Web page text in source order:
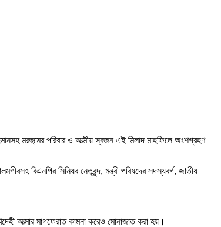
মরহুমের পরিবার ও আত্মীয় স্বজন এই মিলাদ মাহফিলে অংশগ্রহণ
বিএনপির সিনিয়র নেতৃবৃন্দ, মন্ত্রী পরিষদের সদস্যবর্গ, জাতীয়
আত্মার মাগফেরাত কামনা করেও মোনাজাত করা হয়।